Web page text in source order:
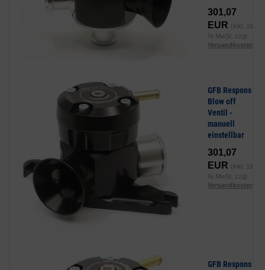
301,07
EUR (inkl. 19
% MwSt. zzgl.
Versandkosten
GFB Respons
Blow off
Ventil -
manuell
einstellbar
301,07
EUR (inkl. 19
% MwSt. zzgl.
Versandkosten
GFB Respons